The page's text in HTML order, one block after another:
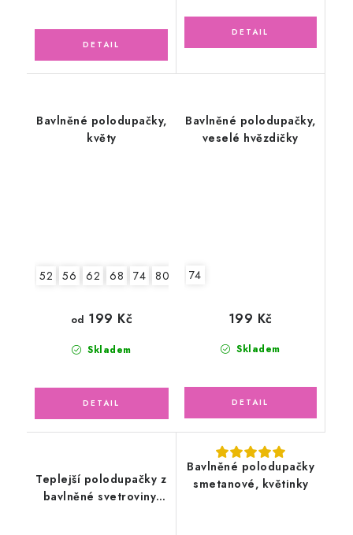
Bavlněné polodupačky,
květy
52 56 62 68 74 80
Skladem
od 199 Kč
Bavlněné polodupačky,
veselé hvězdičky
74
Skladem
199 Kč
Teplejší polodupačky z
bavlněné svetroviny,
Bavlněné polodupačky
smetanové, květinky